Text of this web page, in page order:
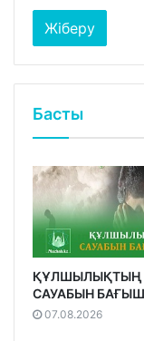
Басты
ҚҰЛШЫЛЫҚТЫҢ
САУАБЫН
07.08.2026